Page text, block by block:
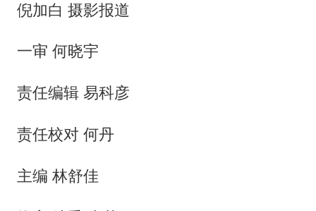
倪加白 摄影报道
一审 何晓宇
责任编辑 易科彦
责任校对 何丹
主编 林舒佳